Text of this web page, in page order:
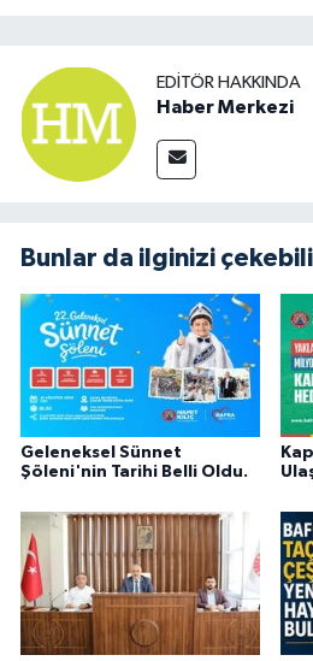
EDITÖR HAKKINDA
Haber Merkezi
Bunlar da ilginizi
Geleneksel Sünnet
Şöleni'nin Tarihi Belli Oldu.